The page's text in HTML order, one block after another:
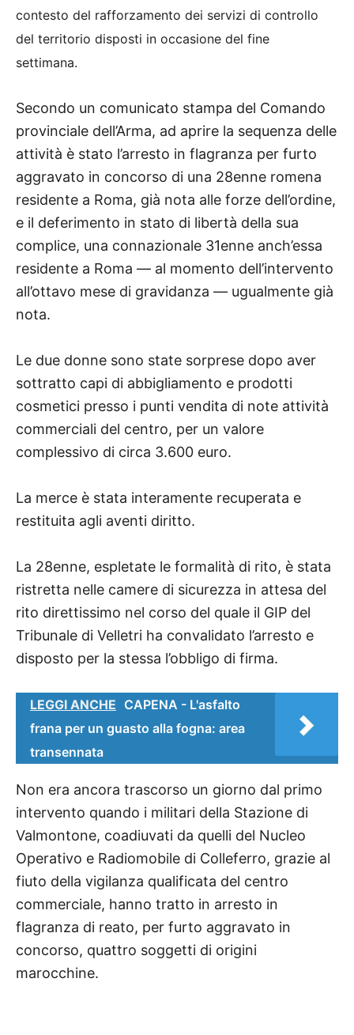
contesto del rafforzamento dei servizi di controllo
del territorio disposti in occasione del fine
settimana.
Secondo un comunicato stampa del Comando
provinciale dell’Arma, ad aprire la sequenza delle
attività è stato l’arresto in flagranza per furto
aggravato in concorso di una 28enne romena
residente a Roma, già nota alle forze dell’ordine,
e il deferimento in stato di libertà della sua
complice, una connazionale 31enne anch’essa
residente a Roma — al momento dell’intervento
all’ottavo mese di gravidanza — ugualmente già
nota.
Le due donne sono state sorprese dopo aver
sottratto capi di abbigliamento e prodotti
cosmetici presso i punti vendita di note attività
commerciali del centro, per un valore
complessivo di circa 3.600 euro.
La merce è stata interamente recuperata e
restituita agli aventi diritto.
La 28enne, espletate le formalità di rito, è stata
ristretta nelle camere di sicurezza in attesa del
rito direttissimo nel corso del quale il GIP del
Tribunale di Velletri ha convalidato l’arresto e
disposto per la stessa l’obbligo di firma.
LEGGI ANCHE CAPENA - L'asfalto
frana per un guasto alla fogna: area
transennata
Non era ancora trascorso un giorno dal primo
intervento quando i militari della Stazione di
Valmontone, coadiuvati da quelli del Nucleo
Operativo e Radiomobile di Colleferro, grazie al
fiuto della vigilanza qualificata del centro
commerciale, hanno tratto in arresto in
flagranza di reato, per furto aggravato in
concorso, quattro soggetti di origini
marocchine.